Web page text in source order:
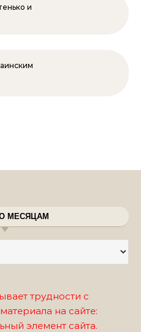
и
МЕСЯЦАМ
трудности с
на сайте:
элемент сайта.